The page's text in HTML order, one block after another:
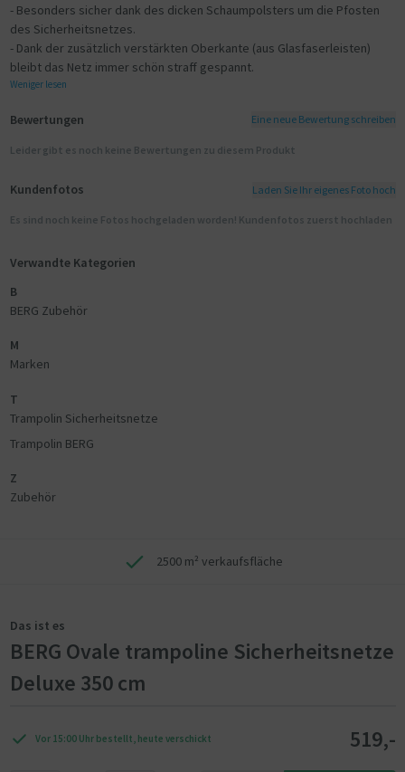
- Besonders sicher dank des dicken Schaumpolsters um die Pfosten
des Sicherheitsnetzes.
- Dank der zusätzlich verstärkten Oberkante (aus Glasfaserleisten)
bleibt das Netz immer schön straff gespannt.
Weniger lesen
Bewertungen Eine neue Bewertung schreiben
Leider gibt es noch keine Bewertungen zu diesem Produkt
Kundenfotos Laden Sie Ihr eigenes Foto hoch
Es sind noch keine Fotos hochgeladen worden! Kundenfotos zuerst hochladen
Verwandte Kategorien
B
BERG Zubehör
M
Marken
T
Trampolin Sicherheitsnetze
Trampolin BERG
Z
Zubehör
2500 m² verkaufsfläche
Das ist es
BERG Ovale trampoline Sicherheitsnetze
Deluxe 350 cm
Vor 15:00 Uhr bestellt, heute verschickt 519,-